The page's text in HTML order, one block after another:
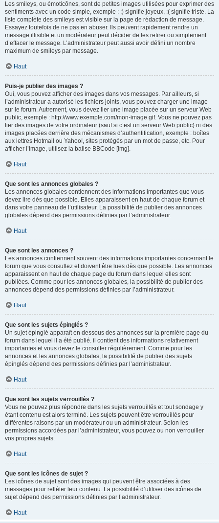
Les smileys, ou émoticônes, sont de petites images utilisées pour exprimer des
sentiments avec un code simple, exemple : :) signifie joyeux, :( signifie triste. La
liste complète des smileys est visible sur la page de rédaction de message.
Essayez toutefois de ne pas en abuser. Ils peuvent rapidement rendre un
message illisible et un modérateur peut décider de les retirer ou simplement
d’effacer le message. L’administrateur peut aussi avoir défini un nombre
maximum de smileys par message.
Haut
Puis-je publier des images ?
Oui, vous pouvez afficher des images dans vos messages. Par ailleurs, si
l’administrateur a autorisé les fichiers joints, vous pouvez charger une image
sur le forum. Autrement, vous devez lier une image placée sur un serveur Web
public, exemple : http://www.exemple.com/mon-image.gif. Vous ne pouvez pas
lier des images de votre ordinateur (sauf si c’est un serveur Web public) ni des
images placées derrière des mécanismes d’authentification, exemple : boîtes
aux lettres Hotmail ou Yahoo!, sites protégés par un mot de passe, etc. Pour
afficher l’image, utilisez la balise BBCode [img].
Haut
Que sont les annonces globales ?
Les annonces globales contiennent des informations importantes que vous
devez lire dès que possible. Elles apparaissent en haut de chaque forum et
dans votre panneau de l’utilisateur. La possibilité de publier des annonces
globales dépend des permissions définies par l’administrateur.
Haut
Que sont les annonces ?
Les annonces contiennent souvent des informations importantes concernant le
forum que vous consultez et doivent être lues dès que possible. Les annonces
apparaissent en haut de chaque page du forum dans lequel elles sont
publiées. Comme pour les annonces globales, la possibilité de publier des
annonces dépend des permissions définies par l’administrateur.
Haut
Que sont les sujets épinglés ?
Un sujet épinglé apparaît en dessous des annonces sur la première page du
forum dans lequel il a été publié. il contient des informations relativement
importantes et vous devez le consulter régulièrement. Comme pour les
annonces et les annonces globales, la possibilité de publier des sujets
épinglés dépend des permissions définies par l’administrateur.
Haut
Que sont les sujets verrouillés ?
Vous ne pouvez plus répondre dans les sujets verrouillés et tout sondage y
étant contenu est alors terminé. Les sujets peuvent être verrouillés pour
différentes raisons par un modérateur ou un administrateur. Selon les
permissions accordées par l’administrateur, vous pouvez ou non verrouiller
vos propres sujets.
Haut
Que sont les icônes de sujet ?
Les icônes de sujet sont des images qui peuvent être associées à des
messages pour refléter leur contenu. La possibilité d’utiliser des icônes de
sujet dépend des permissions définies par l’administrateur.
Haut